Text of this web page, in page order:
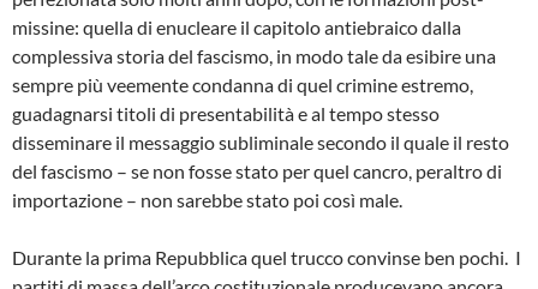
missine: quella di enucleare il capitolo antiebraico dalla
complessiva storia del fascismo, in modo tale da esibire una
sempre più veemente condanna di quel crimine estremo,
guadagnarsi titoli di presentabilità e al tempo stesso
disseminare il messaggio subliminale secondo il quale il resto
del fascismo – se non fosse stato per quel cancro, peraltro di
importazione – non sarebbe stato poi così male.
Durante la prima Repubblica quel trucco convinse ben pochi. I